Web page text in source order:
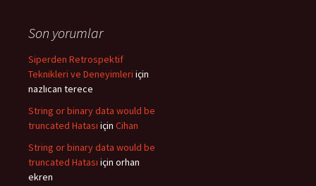
Son yorumlar
Siperden Retrospektif
Teknikleri ve Deneyimleri için
nazlıcan terece
String or binary data would be
truncated Hatası için Cihan
String or binary data would be
truncated Hatası için orhan
ekren